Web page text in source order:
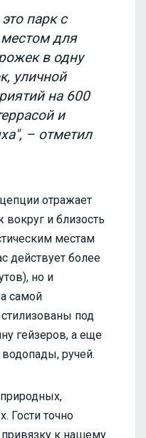
парк с
для
в одну
уличной
на 600
и
– отметил
отражает
и близость
местам
действует более
но и
самой
под
гейзеров, а еще
водопады, ручей.
Гости точно
к нашему